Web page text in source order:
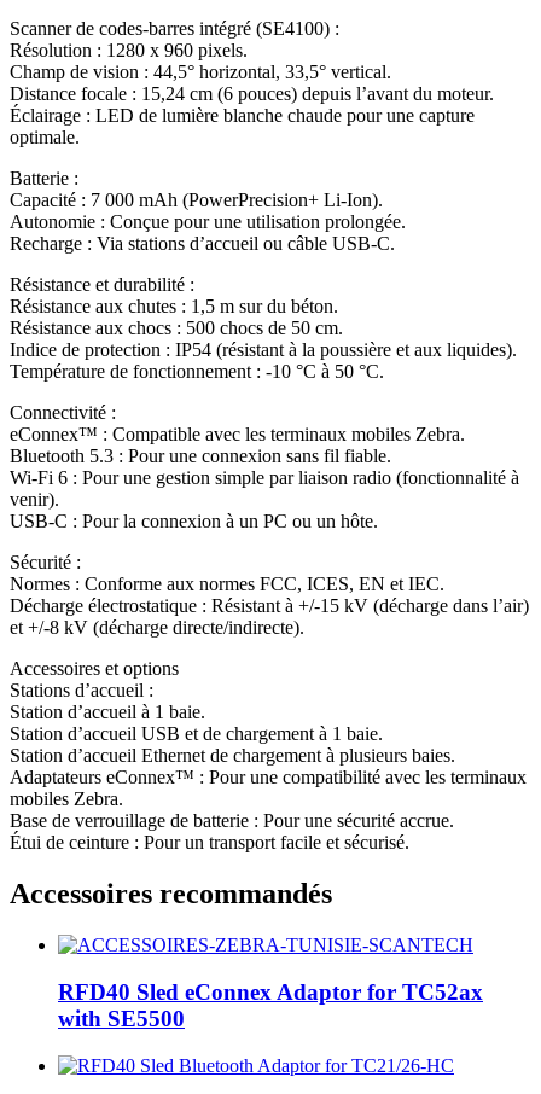
Scanner de codes-barres intégré (SE4100) :
Résolution : 1280 x 960 pixels.
Champ de vision : 44,5° horizontal, 33,5° vertical.
Distance focale : 15,24 cm (6 pouces) depuis l’avant du moteur.
Éclairage : LED de lumière blanche chaude pour une capture
optimale.
Batterie :
Capacité : 7 000 mAh (PowerPrecision+ Li-Ion).
Autonomie : Conçue pour une utilisation prolongée.
Recharge : Via stations d’accueil ou câble USB-C.
Résistance et durabilité :
Résistance aux chutes : 1,5 m sur du béton.
Résistance aux chocs : 500 chocs de 50 cm.
Indice de protection : IP54 (résistant à la poussière et aux liquides).
Température de fonctionnement : -10 °C à 50 °C.
Connectivité :
eConnex™ : Compatible avec les terminaux mobiles Zebra.
Bluetooth 5.3 : Pour une connexion sans fil fiable.
Wi-Fi 6 : Pour une gestion simple par liaison radio (fonctionnalité à
venir).
USB-C : Pour la connexion à un PC ou un hôte.
Sécurité :
Normes : Conforme aux normes FCC, ICES, EN et IEC.
Décharge électrostatique : Résistant à +/-15 kV (décharge dans l’air)
et +/-8 kV (décharge directe/indirecte).
Accessoires et options
Stations d’accueil :
Station d’accueil à 1 baie.
Station d’accueil USB et de chargement à 1 baie.
Station d’accueil Ethernet de chargement à plusieurs baies.
Adaptateurs eConnex™ : Pour une compatibilité avec les terminaux
mobiles Zebra.
Base de verrouillage de batterie : Pour une sécurité accrue.
Étui de ceinture : Pour un transport facile et sécurisé.
Accessoires recommandés
RFD40 Sled eConnex Adaptor for TC52ax
with SE5500